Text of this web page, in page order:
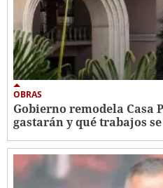
OBRAS
Gobierno remodela Casa
gastarán y qué trabajos